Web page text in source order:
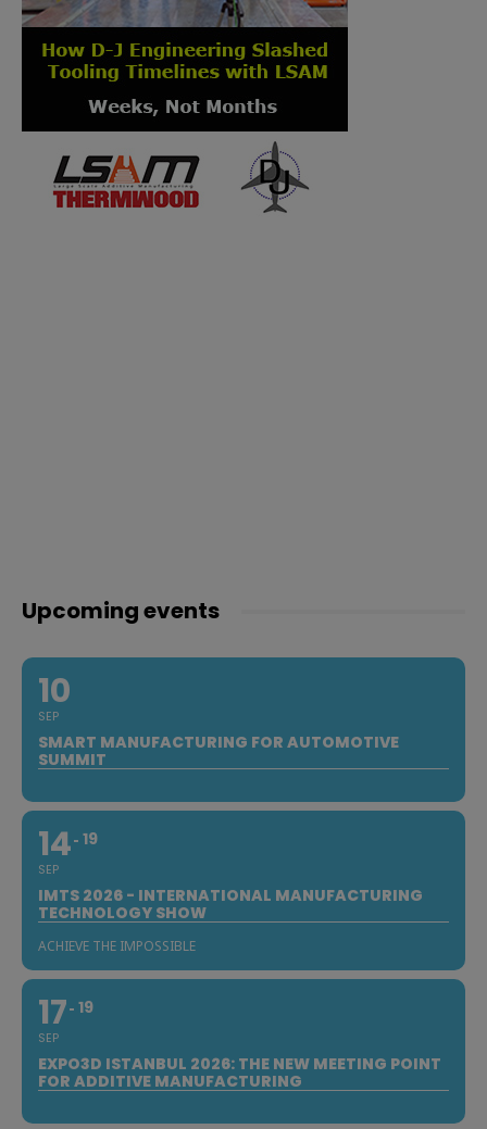
Upcoming events
10
SEP
SMART MANUFACTURING FOR AUTOMOTIVE
SUMMIT
14
SEP
19
IMTS 2026 - INTERNATIONAL MANUFACTURING
TECHNOLOGY SHOW
ACHIEVE THE IMPOSSIBLE
17
SEP
19
EXPO3D ISTANBUL 2026: THE NEW MEETING POINT
FOR ADDITIVE MANUFACTURING